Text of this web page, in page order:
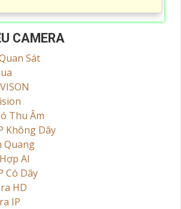
CAMERA
Sát
Thu Âm
Không Dây
Quang
AI
Có Dây
HD
IP